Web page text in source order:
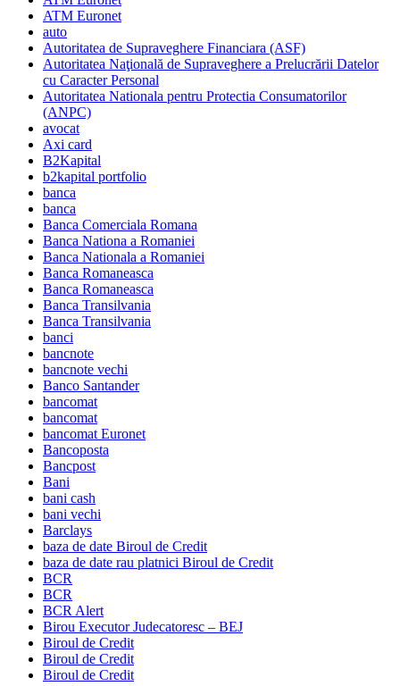
ATM Euronet
auto
Autoritatea de Supraveghere Financiara (ASF)
Autoritatea Naţională de Supraveghere a Prelucrării Datelor
cu Caracter Personal
Autoritatea Nationala pentru Protectia Consumatorilor
(ANPC)
avocat
Axi card
B2Kapital
b2kapital portfolio
banca
banca
Banca Comerciala Romana
Banca Nationa a Romaniei
Banca Nationala a Romaniei
Banca Romaneasca
Banca Romaneasca
Banca Transilvania
Banca Transilvania
banci
bancnote
bancnote vechi
Banco Santander
bancomat
bancomat
bancomat Euronet
Bancoposta
Bancpost
Bani
bani cash
bani vechi
Barclays
baza de date Biroul de Credit
baza de date rau platnici Biroul de Credit
BCR
BCR
BCR Alert
Birou Executor Judecatoresc – BEJ
Biroul de Credit
Biroul de Credit
Biroul de Credit